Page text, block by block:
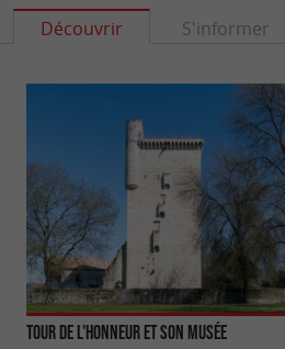
Découvrir S'informer
Tour de l'Honneur et son musée